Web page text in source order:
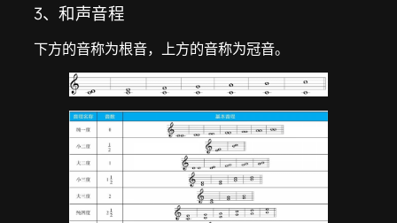
3、和声音程
下方的音称为根音，上方的音称为冠音。